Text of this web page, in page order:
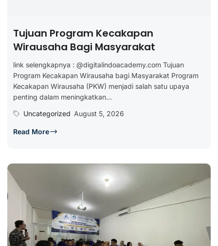
Tujuan Program Kecakapan
Wirausaha Bagi Masyarakat
link selengkapnya : @digitalindoacademy.com Tujuan
Program Kecakapan Wirausaha bagi Masyarakat Program
Kecakapan Wirausaha (PKW) menjadi salah satu upaya
penting dalam meningkatkan...
Uncategorized August 5, 2026
Read More